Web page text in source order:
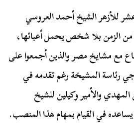
للأزهر الشيخ أحمد العروسي
الزمن بلا شخص يحمل أعبائها،
مع مشايخ مصر والذين أجمعوا على
رئاسة المشيخة رغم تقدمه في
والأمير وكيلين للشيخ
في القيام بمهام هذا المنصب.